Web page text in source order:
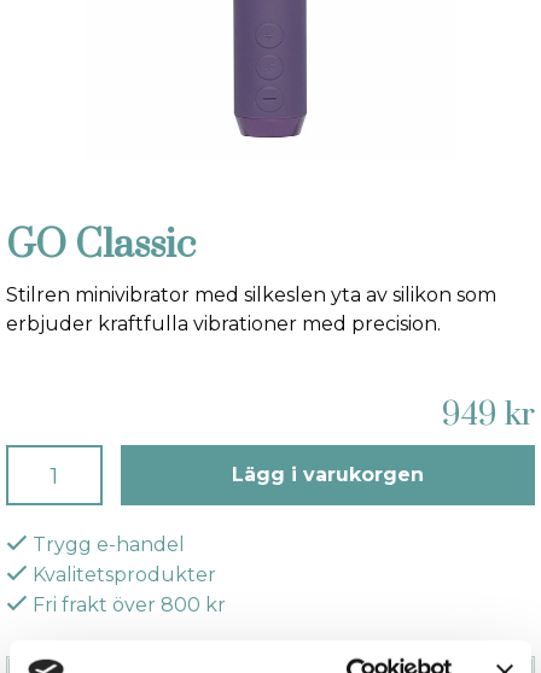
GO Classic
Stilren minivibrator med silkeslen yta av silikon som
erbjuder kraftfulla vibrationer med precision.
949 kr
Lägg i varukorgen
Trygg e-handel
Kvalitetsprodukter
Fri frakt över 800 kr